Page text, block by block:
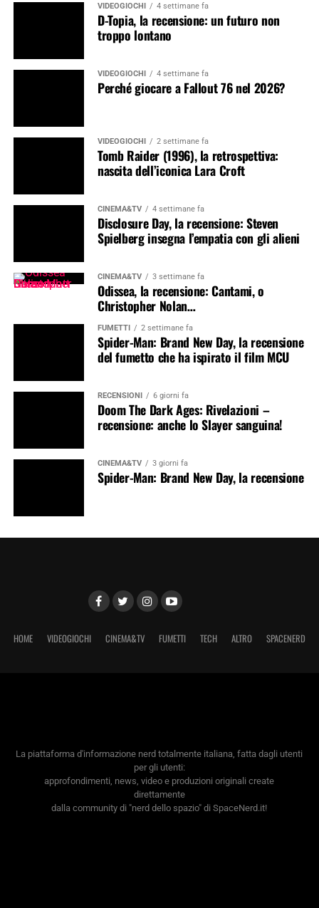
VIDEOGIOCHI 4 settimane fa
D-Topia, la recensione: un futuro non
troppo lontano
VIDEOGIOCHI 4 settimane fa
Perché giocare a Fallout 76 nel 2026?
VIDEOGIOCHI 2 settimane fa
Tomb Raider (1996), la retrospettiva:
nascita dell’iconica Lara Croft
CINEMA&TV 4 settimane fa
Disclosure Day, la recensione: Steven
Spielberg insegna l’empatia con gli alieni
CINEMA&TV 3 settimane fa
Odissea, la recensione: Cantami, o
Christopher Nolan…
FUMETTI 2 settimane fa
Spider-Man: Brand New Day, la recensione
del fumetto che ha ispirato il film MCU
RECENSIONI 6 giorni fa
Doom The Dark Ages: Rivelazioni –
recensione: anche lo Slayer sanguina!
CINEMA&TV 3 giorni fa
Spider-Man: Brand New Day, la recensione
HOME VIDEOGIOCHI CINEMA&TV FUMETTI TECH ALTRO SPACENERD
La piattaforma d'informazione nerd totalmente italiana, fatta dagli utenti
per gli utenti:
approfondimenti, news, video e produzioni originali create
direttamente
dalla community di "nerd dello spazio" di SpaceNerd.it!